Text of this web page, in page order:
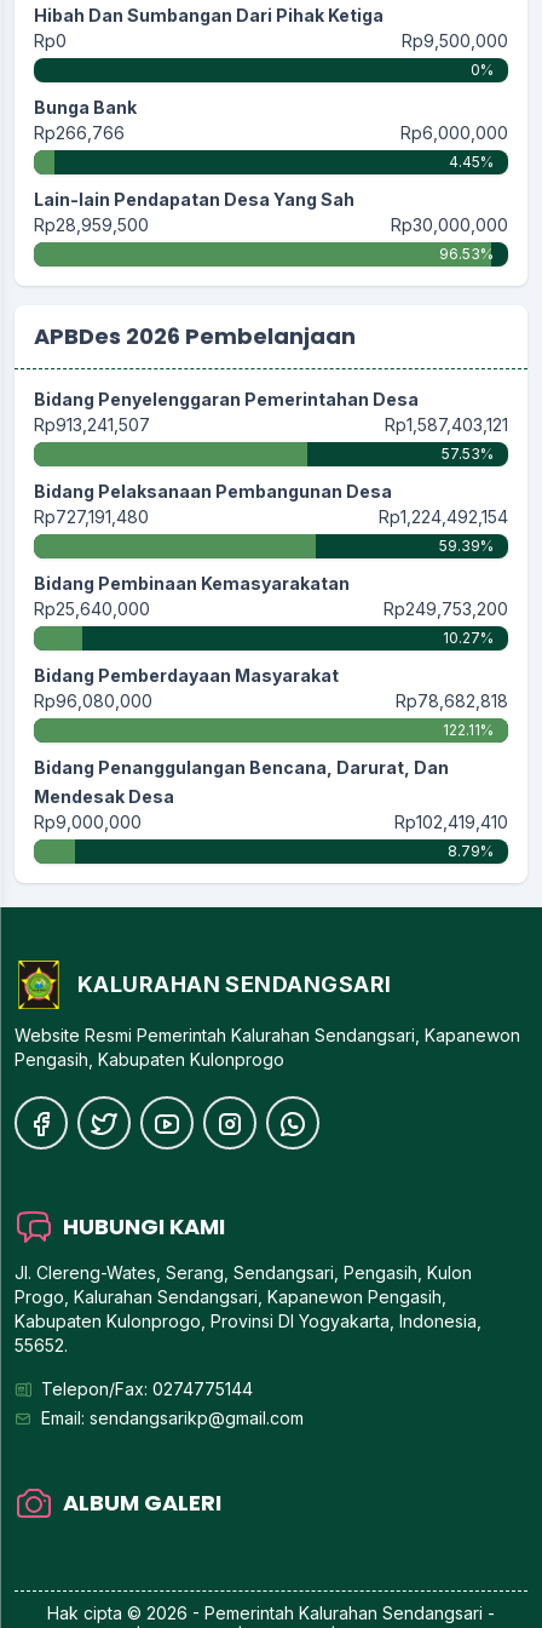
Hibah Dan Sumbangan Dari Pihak Ketiga
Rp0
Rp9,500,000
0%
Bunga Bank
Rp266,766
Rp6,000,000
4.45%
Lain-lain Pendapatan Desa Yang Sah
Rp28,959,500
Rp30,000,000
96.53%
APBDes 2026 Pembelanjaan
Bidang Penyelenggaran Pemerintahan Desa
Rp913,241,507
Rp1,587,403,121
57.53%
Bidang Pelaksanaan Pembangunan Desa
Rp727,191,480
Rp1,224,492,154
59.39%
Bidang Pembinaan Kemasyarakatan
Rp25,640,000
Rp249,753,200
10.27%
Bidang Pemberdayaan Masyarakat
Rp96,080,000
Rp78,682,818
122.11%
Bidang Penanggulangan Bencana, Darurat, Dan
Mendesak Desa
Rp9,000,000
Rp102,419,410
8.79%
KALURAHAN SENDANGSARI
Website Resmi Pemerintah Kalurahan Sendangsari, Kapanewon
Pengasih, Kabupaten Kulonprogo
HUBUNGI KAMI
Jl. Clereng-Wates, Serang, Sendangsari, Pengasih, Kulon
Progo, Kalurahan Sendangsari, Kapanewon Pengasih,
Kabupaten Kulonprogo, Provinsi DI Yogyakarta, Indonesia,
55652.
Telepon/Fax: 0274775144
Email: sendangsarikp@gmail.com
ALBUM GALERI
Hak cipta © 2026 - Pemerintah Kalurahan Sendangsari -